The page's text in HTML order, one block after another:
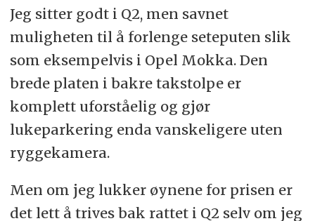
Jeg sitter godt i Q2, men savnet
muligheten til å forlenge seteputen slik
som eksempelvis i Opel Mokka. Den
brede platen i bakre takstolpe er
komplett uforståelig og gjør
lukeparkering enda vanskeligere uten
ryggekamera.
Men om jeg lukker øynene for prisen er
det lett å trives bak rattet i Q2 selv om jeg